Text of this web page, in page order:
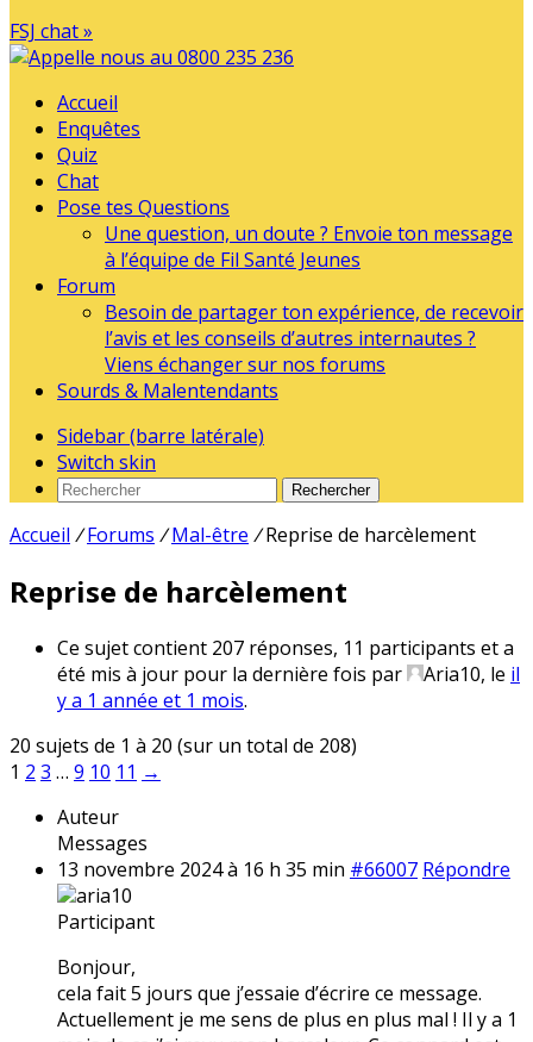
FSJ chat »
Accueil
Enquêtes
Quiz
Chat
Pose tes Questions
Une question, un doute ? Envoie ton message
à l’équipe de Fil Santé Jeunes
Forum
Besoin de partager ton expérience, de recevoir
l’avis et les conseils d’autres internautes ?
Viens échanger sur nos forums
Sourds & Malentendants
Sidebar (barre latérale)
Switch skin
Rechercher
Accueil / Forums / Mal-être / Reprise de harcèlement
Reprise de harcèlement
Ce sujet contient 207 réponses, 11 participants et a
été mis à jour pour la dernière fois par
Aria10, le il
y a 1 année et 1 mois.
20 sujets de 1 à 20 (sur un total de 208)
1 2 3 … 9 10 11 →
Auteur
Messages
13 novembre 2024 à 16 h 35 min #66007 Répondre
aria10
Participant
Bonjour,
cela fait 5 jours que j’essaie d’écrire ce message.
Actuellement je me sens de plus en plus mal ! Il y a 1